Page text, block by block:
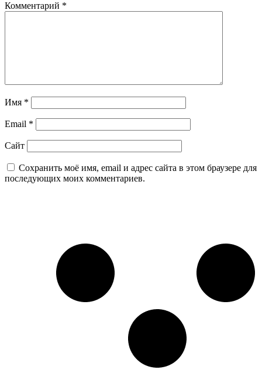
Комментарий *
Имя *
Email *
Сайт
Сохранить моё имя, email и адрес сайта в этом браузере для
последующих моих комментариев.